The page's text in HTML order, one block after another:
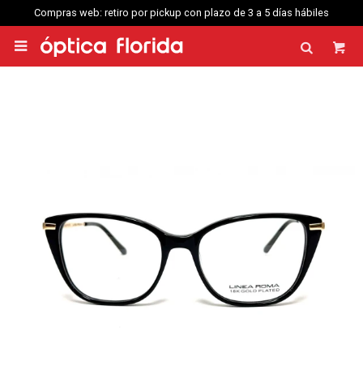
Compras web: retiro por pickup con plazo de 3 a 5 días hábiles
